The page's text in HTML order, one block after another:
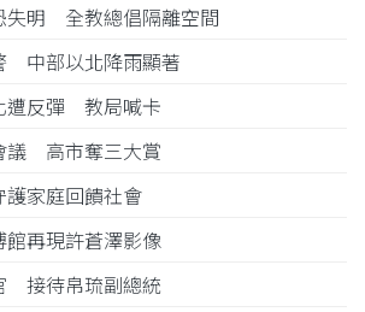
失明 全教總倡隔離空間
中部以北降雨顯著
遭反彈 教局喊卡
議 高市奪三大賞
家庭回饋社會
再現許蒼澤影像
接待帛琉副總統